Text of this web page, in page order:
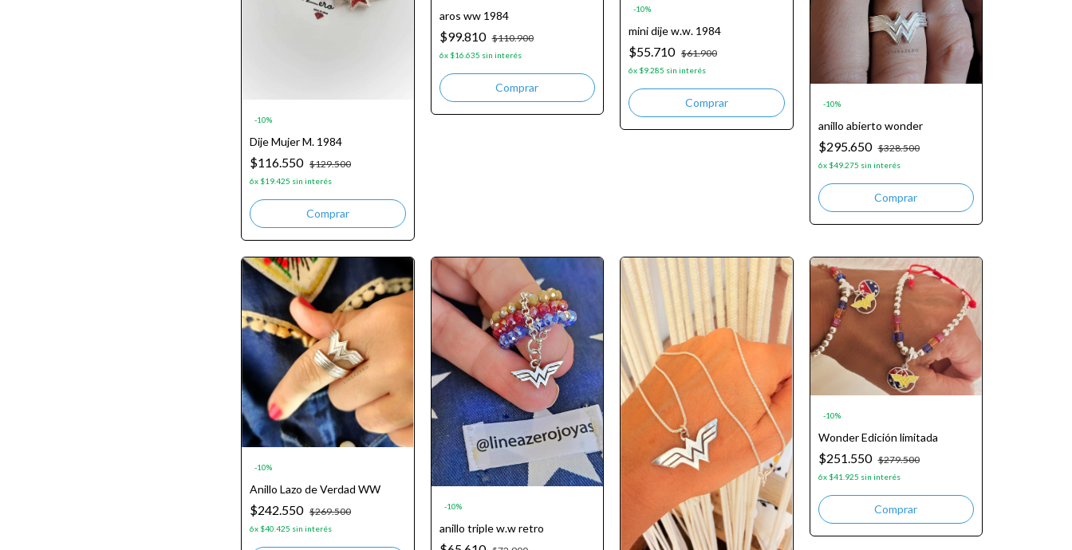
-10%
Dije Mujer M. 1984
$116.550 $129.500
6x $19.425 sin interés
aros ww 1984
$99.810 $110.900
6x $16.635 sin interés
-10%
mini dije w.w. 1984
$55.710 $61.900
6x $9.285 sin interés
-10%
anillo abierto wonder
$295.650 $328.500
6x $49.275 sin interés
-10%
Anillo Lazo de Verdad WW
$242.550 $269.500
6x $40.425 sin interés
-10%
anillo triple w.w retro
-10%
Wonder Edición limitada
$251.550 $279.500
6x $41.925 sin interés